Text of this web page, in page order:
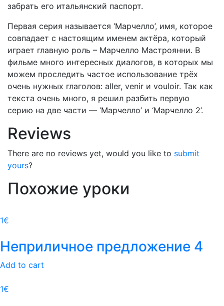
забрать его итальянский паспорт.
Первая серия называется ‘Марчелло’, имя, которое
совпадает с настоящим именем актёра, который
играет главную роль – Марчелло Мастроянни. В
фильме много интересных диалогов, в которых мы
можем проследить частое использование трёх
очень нужных глаголов: aller, venir и vouloir. Так как
текста очень много, я решил разбить первую
серию на две части — ‘Марчелло’ и ‘Марчелло 2’.
Reviews
There are no reviews yet, would you like to submit
yours?
Похожие уроки
1€
Неприличное предложение 4
Add to cart
1€